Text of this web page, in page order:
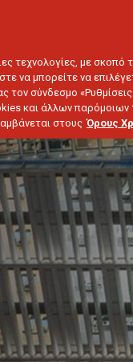
& ΕΠΕΝΔΥΣΕΙΣ
τεχνολογίες, με σκοπό
να μπορείτε να
τον σύνδεσμο
και άλλων παρόμοιων
στους Όρους